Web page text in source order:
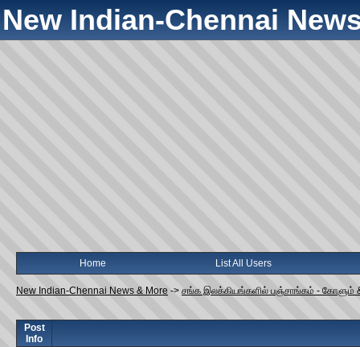
New Indian-Chennai
Home List All Users
New Indian-Chennai News & More -> சங்க இலக்கியங்களில் பஞ்சாங்கம் - கோளும்
Post
Info